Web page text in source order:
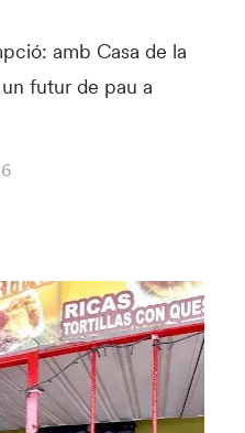
amb Casa de la
futur de pau a